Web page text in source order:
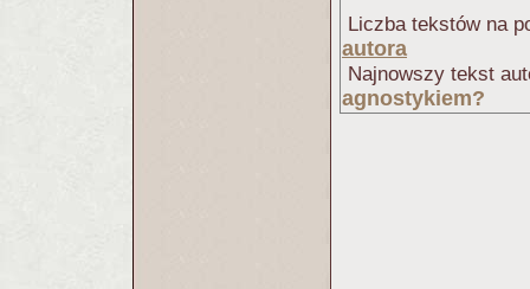
Liczba tekstów na
autora
Najnowszy tekst
agnostykiem?